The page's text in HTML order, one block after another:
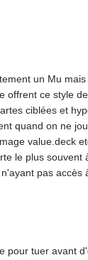
un Mu
offrent ce style
ciblées et
quand on ne
value.deck
le plus souvent
pas accès
pour tuer avant